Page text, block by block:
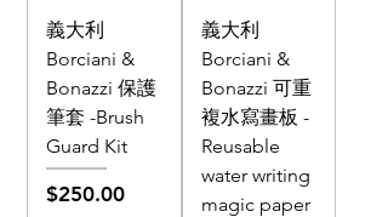
義大利
Borciani &
Bonazzi 保護
筆套 -Brush
Guard Kit
價格
$250.00
義大利
Borciani &
Bonazzi 可重
複水寫畫板 -
Reusable
water writing
magic paper